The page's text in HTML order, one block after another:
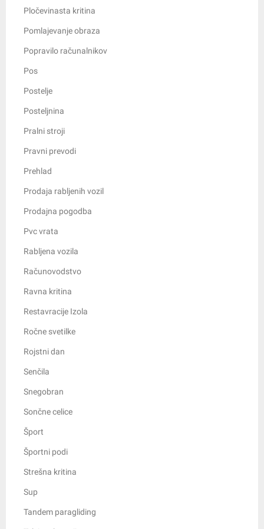
Pločevinasta kritina
Pomlajevanje obraza
Popravilo računalnikov
Pos
Postelje
Posteljnina
Pralni stroji
Pravni prevodi
Prehlad
Prodaja rabljenih vozil
Prodajna pogodba
Pvc vrata
Rabljena vozila
Računovodstvo
Ravna kritina
Restavracije Izola
Ročne svetilke
Rojstni dan
Senčila
Snegobran
Sončne celice
Šport
Športni podi
Strešna kritina
Sup
Tandem paragliding